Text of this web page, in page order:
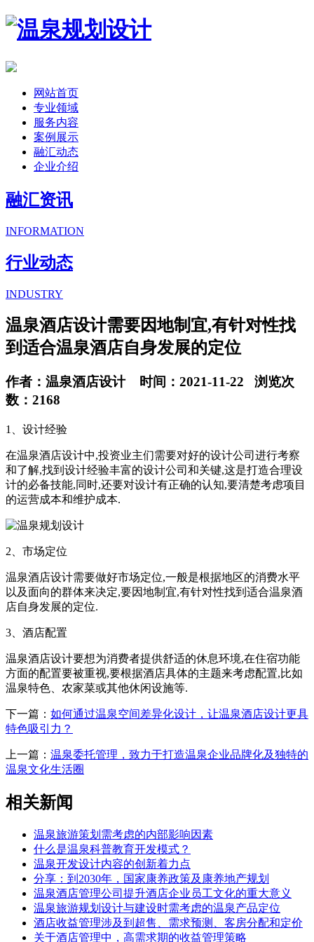
网站首页
专业领域
服务内容
案例展示
融汇动态
企业介绍
融汇资讯
INFORMATION
行业动态
INDUSTRY
温泉酒店设计需要因地制宜,有针对性找
到适合温泉酒店自身发展的定位
作者：温泉酒店设计 时间：2021-11-22 浏览次
数：2168
1、设计经验
在温泉酒店设计中,投资业主们需要对好的设计公司进行考察
和了解,找到设计经验丰富的设计公司和关键,这是打造合理设
计的必备技能,同时,还要对设计有正确的认知,要清楚考虑项目
的运营成本和维护成本.
2、市场定位
温泉酒店设计需要做好市场定位,一般是根据地区的消费水平
以及面向的群体来决定,要因地制宜,有针对性找到适合温泉酒
店自身发展的定位.
3、酒店配置
温泉酒店设计要想为消费者提供舒适的休息环境,在住宿功能
方面的配置要被重视,要根据酒店具体的主题来考虑配置,比如
温泉特色、农家菜或其他休闲设施等.
下一篇： 如何通过温泉空间差异化设计，让温泉酒店设计更具
特色吸引力？
上一篇： 温泉委托管理，致力于打造温泉企业品牌化及独特的
温泉文化生活圈
相关新闻
温泉旅游策划需考虑的内部影响因素
什么是温泉科普教育开发模式？
温泉开发设计内容的创新着力点
分享：到2030年，国家康养政策及康养地产规划
温泉酒店管理公司提升酒店企业员工文化的重大意义
温泉旅游规划设计与建设时需考虑的温泉产品定位
酒店收益管理涉及到超售、需求预测、客房分配和定价
关于酒店管理中，高需求期的收益管理策略